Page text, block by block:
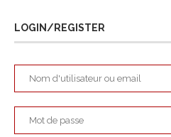
LOGIN/REGISTER